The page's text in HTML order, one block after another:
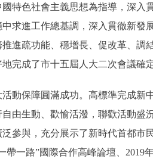
12345網上接訴即辦
參與調查
北京概況
綠色北京
特色社會主義思想為指導，深入
求進工作總基調，深入貫徹新發
進疏功能、穩增長、促改革、調
完成了市十五屆人大二次會議確
障圓滿成功。高標準完成新中
由生動、歡愉活潑，聯歡活動盛
參與，充分展示了新時代首都市
帶一路”國際合作高峰論壇、